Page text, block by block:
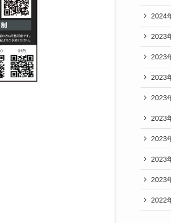
2024
2023
2023
2023
2023
2023
2023
2023
2023
2022